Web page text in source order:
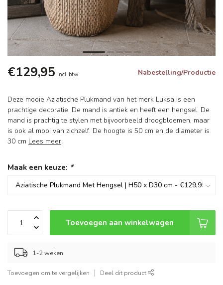
€129,95 Incl. btw Nabestelling/Productie
Deze mooie Aziatische Plukmand van het merk Luksa is een
prachtige decoratie. De mand is antiek en heeft een hengsel. De
mand is prachtig te stylen met bijvoorbeeld droogbloemen, maar
is ook al mooi van zichzelf. De hoogte is 50 cm en de diameter is
30 cm Lees meer.
Maak een keuze: *
Toevoegen aan winkelwagen
1-2 weken
Toevoegen om te vergelijken Deel dit product